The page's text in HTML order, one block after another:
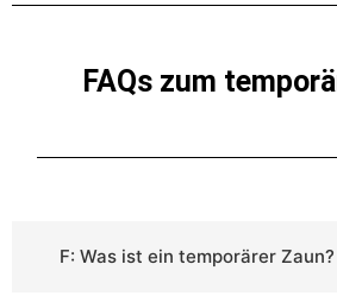
FAQs zum
F: Was ist ein temporärer Zaun?